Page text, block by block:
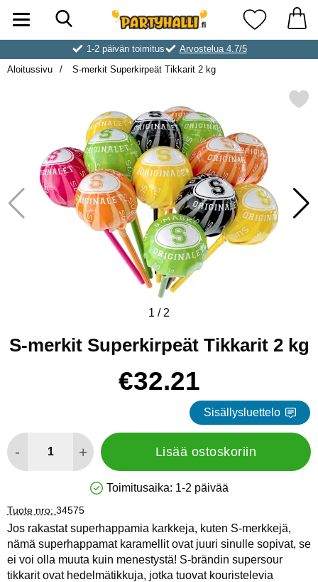
Ostoskori laajennettu Partyhallen AB
Suosikkini
1-2 päivän toimitus
Arvostelua 4.7/5
Aloitussivu
S-merkit Superkirpeät Tikkarit 2 kg
Merkitse s-merkit
1 / 2
S-merkit Superkirpeät Tikkarit 2 kg
hinta
€32.21
Sisällysluettelo
- + Lisää ostoskoriin
Saatavuus: Varastossa
Toimitusaika: 1-2 päivää
Tuote nro: 34575
Jos rakastat superhappamia karkkeja, kuten S-merkkejä,
nämä superhappamat karamellit ovat juuri sinulle sopivat, se
ei voi olla muuta kuin menestystä! S-brändin supersour
tikkarit ovat hedelmätikkuja, jotka tuovat kouristelevia